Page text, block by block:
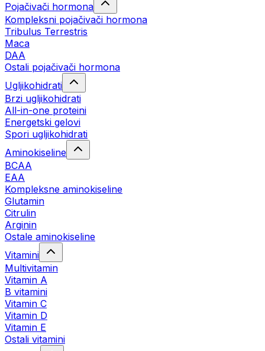
Pojačivači hormona
Kompleksni pojačivači hormona
Tribulus Terrestris
Maca
DAA
Ostali pojačivači hormona
Ugljikohidrati
Brzi ugljikohidrati
All-in-one proteini
Energetski gelovi
Spori ugljikohidrati
Aminokiseline
BCAA
EAA
Kompleksne aminokiseline
Glutamin
Citrulin
Arginin
Ostale aminokiseline
Vitamini
Multivitamin
Vitamin A
B vitamini
Vitamin C
Vitamin D
Vitamin E
Ostali vitamini